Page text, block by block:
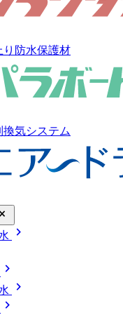
り防水保護材
換気システム
close_small
chevron_right
chevron_right
chevron_right
chevron_right